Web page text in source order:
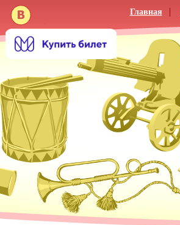
Главная